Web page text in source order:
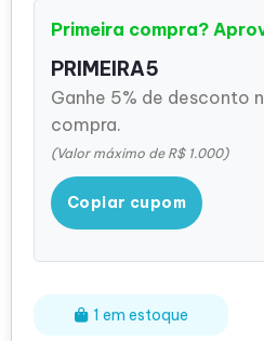
Primeira compra?
PRIMEIRA5
Ganhe 5% de desconto
compra.
(Valor máximo de R$ 1.000)
Copiar cupom
1 em estoque